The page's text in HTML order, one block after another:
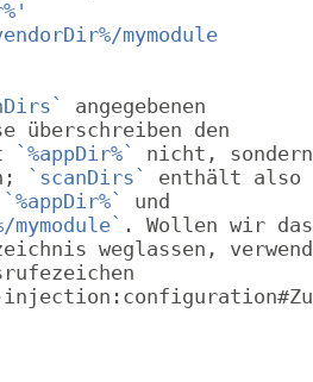
mymodule
angegebenen
überschreiben den
`%appDir%`
nicht,
`scanDirs`
enthält also
`%appDir%`
und
mymodule` . Wollen wir
weglassen,